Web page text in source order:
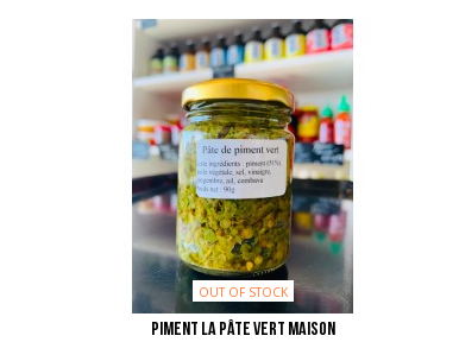
OUT OF STOCK
Piment la pâte vert maison